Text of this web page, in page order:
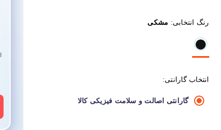
رنگ انتخابی: مشکی
انتخاب گارانتی:
گارانتی اصالت و سلامت فیزیکی کالا